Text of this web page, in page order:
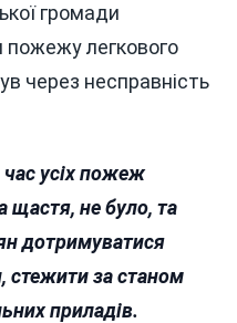
громади
пожежу легкового
через несправність
усіх пожеж
щастя, не було, та
дотримуватися
стежити за станом
приладів.